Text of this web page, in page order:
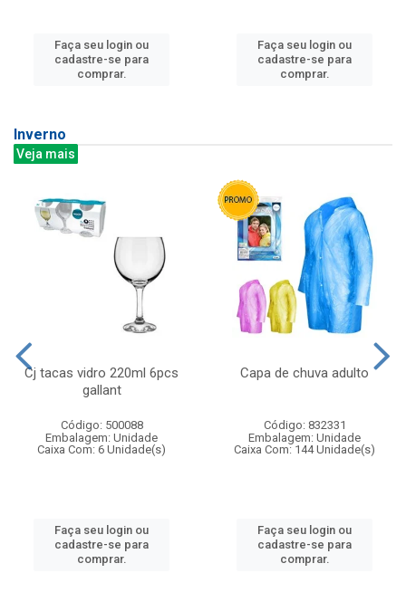
Faça seu login ou
cadastre-se para
comprar.
Faça seu login ou
cadastre-se para
comprar.
Inverno
Veja mais
Cj tacas vidro 220ml 6pcs
gallant
Código: 500088
Embalagem: Unidade
Caixa Com: 6 Unidade(s)
Faça seu login ou
cadastre-se para
comprar.
Capa de chuva adulto
Código: 832331
Embalagem: Unidade
Caixa Com: 144 Unidade(s)
Faça seu login ou
cadastre-se para
comprar.